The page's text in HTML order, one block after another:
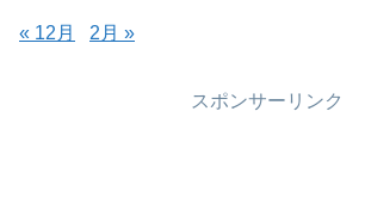
« 12月 2月 »
スポンサーリンク